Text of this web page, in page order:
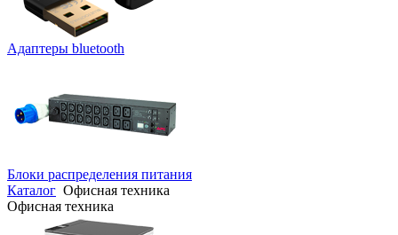
Адаптеры bluetooth
Блоки распределения питания
Каталог Офисная техника
Офисная техника